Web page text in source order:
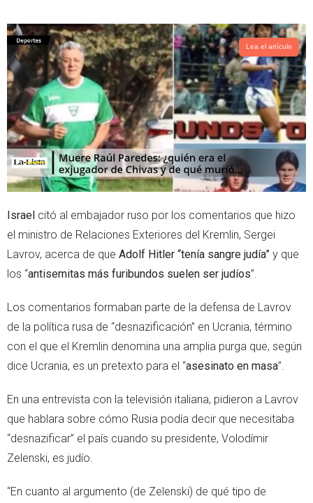
i
t
t
e
a
t
a
p
p
Lea el artículo
Israel citó al embajador ruso por los comentarios que hizo
el ministro de Relaciones Exteriores del Kremlin, Sergei
Lavrov, acerca de que Adolf Hitler “tenía sangre judía” y que
los “antisemitas más furibundos suelen ser judíos”.
Los comentarios formaban parte de la defensa de Lavrov
de la política rusa de “desnazificación” en Ucrania, término
con el que el Kremlin denomina una amplia purga que, según
dice Ucrania, es un pretexto para el “asesinato en masa”.
En una entrevista con la televisión italiana, pidieron a Lavrov
que hablara sobre cómo Rusia podía decir que necesitaba
“desnazificar” el país cuando su presidente, Volodímir
Zelenski, es judío.
“En cuanto al argumento (de Zelenski) de qué tipo de